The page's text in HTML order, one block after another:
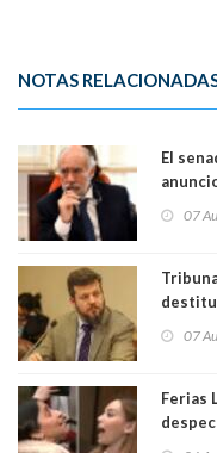
NOTAS
El
07
07
Ferias